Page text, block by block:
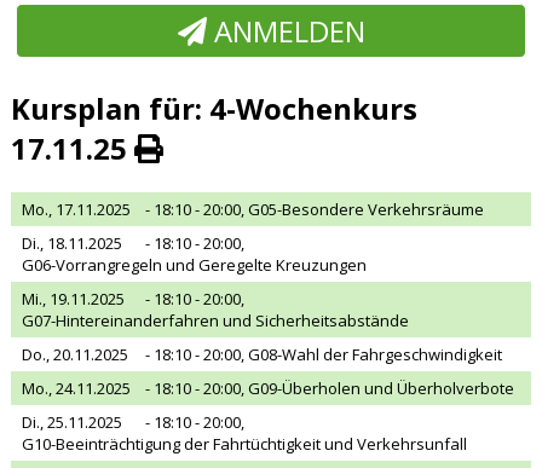
ANMELDEN
Kursplan für: 4-Wochenkurs
17.11.25
Mo., 17.11.2025 - 18:10 - 20:00,G05-Besondere Verkehrsräume
Di., 18.11.2025
- 18:10 - 20:00,
G06-Vorrangregeln und Geregelte Kreuzungen
Mi., 19.11.2025
- 18:10 - 20:00,
G07-Hintereinanderfahren und Sicherheitsabstände
Do., 20.11.2025
- 18:10 - 20:00,G08-Wahl der Fahrgeschwindigkeit
Mo., 24.11.2025
- 18:10 - 20:00,G09-Überholen und Überholverbote
Di., 25.11.2025
- 18:10 - 20:00,
G10-Beeinträchtigung der Fahrtüchtigkeit und Verkehrsunfall